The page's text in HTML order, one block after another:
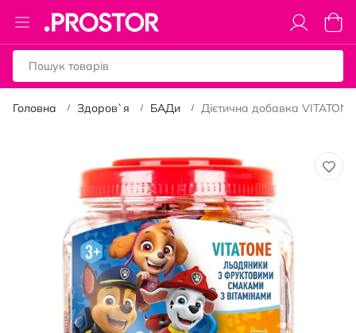
Toggle
Nav
Кошик
Головна Здоров`я БАДи Дієтична добавка